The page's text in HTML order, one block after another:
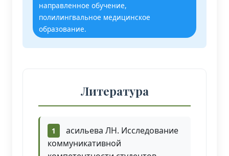
направленное обучение,
полилингвальное медицинское
образование.
Литература
асильева ЛН. Исследование
коммуникативной